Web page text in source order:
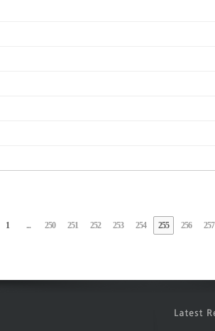
1 ... 250 251 252 253 254 255 256 257